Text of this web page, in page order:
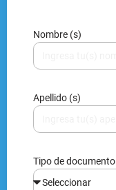
Nombre (s)
Apellido (s)
Tipo de documento